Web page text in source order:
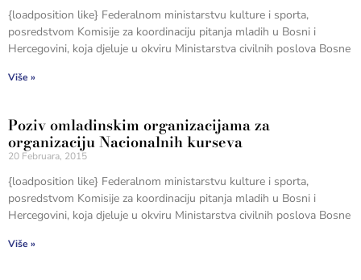
{loadposition like} Federalnom ministarstvu kulture i sporta,
posredstvom Komisije za koordinaciju pitanja mladih u Bosni i
Hercegovini, koja djeluje u okviru Ministarstva civilnih poslova Bosne
Više »
Poziv omladinskim organizacijama za
organizaciju Nacionalnih kurseva
20 Februara, 2015
{loadposition like} Federalnom ministarstvu kulture i sporta,
posredstvom Komisije za koordinaciju pitanja mladih u Bosni i
Hercegovini, koja djeluje u okviru Ministarstva civilnih poslova Bosne
Više »